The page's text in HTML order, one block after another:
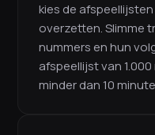
kies de
overzetten. Slimme
nummers en hun
afspeellijst van
minder dan 10